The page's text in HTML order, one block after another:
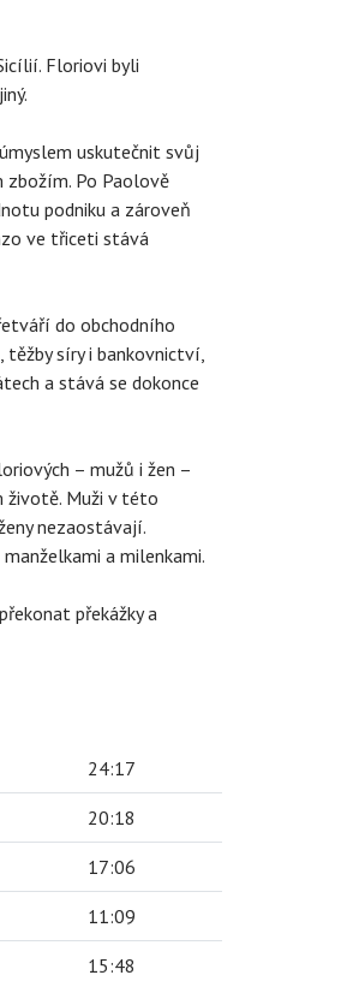
Floriovi byli
uskutečnit svůj
Po Paolově
podniku a zároveň
ve třiceti stává
do obchodního
síry i bankovnictví,
a stává se dokonce
– mužů i žen –
životě. Muži v této
nezaostávají.
a milenkami.
překážky a
24:17
20:18
17:06
11:09
15:48